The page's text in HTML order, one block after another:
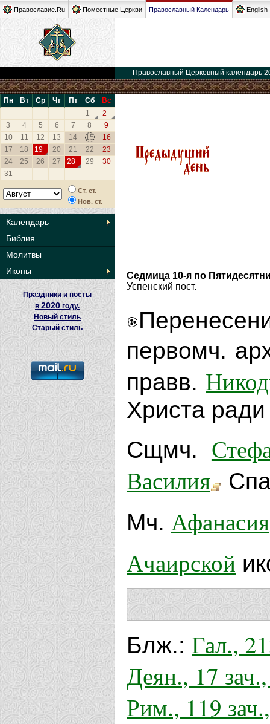
Православие.Ru Поместные Церкви Православный Календарь English
Православный Церковный календарь
Пн Вт Ср Чт Пт Сб
Вс
1
2
3
4 5 6 7 8
9
10
11 12 13 14 15
16
17
18 19 20 21 22
23
24
25 26 27 28 29
30
31
Ст. ст.
Нов. ст.
Календарь
Библия
Молитвы
Иконы
Праздники и посты
в2020 году.
Новый стиль
Старый стиль
Седмица 10-я по
Успенский пост.
первомч.
правв.
Христа
Сщмч.
Василия
Мч. Афанасия
Ачаирской
Блж.: Гал.,
Деян., 17
Рим., 119